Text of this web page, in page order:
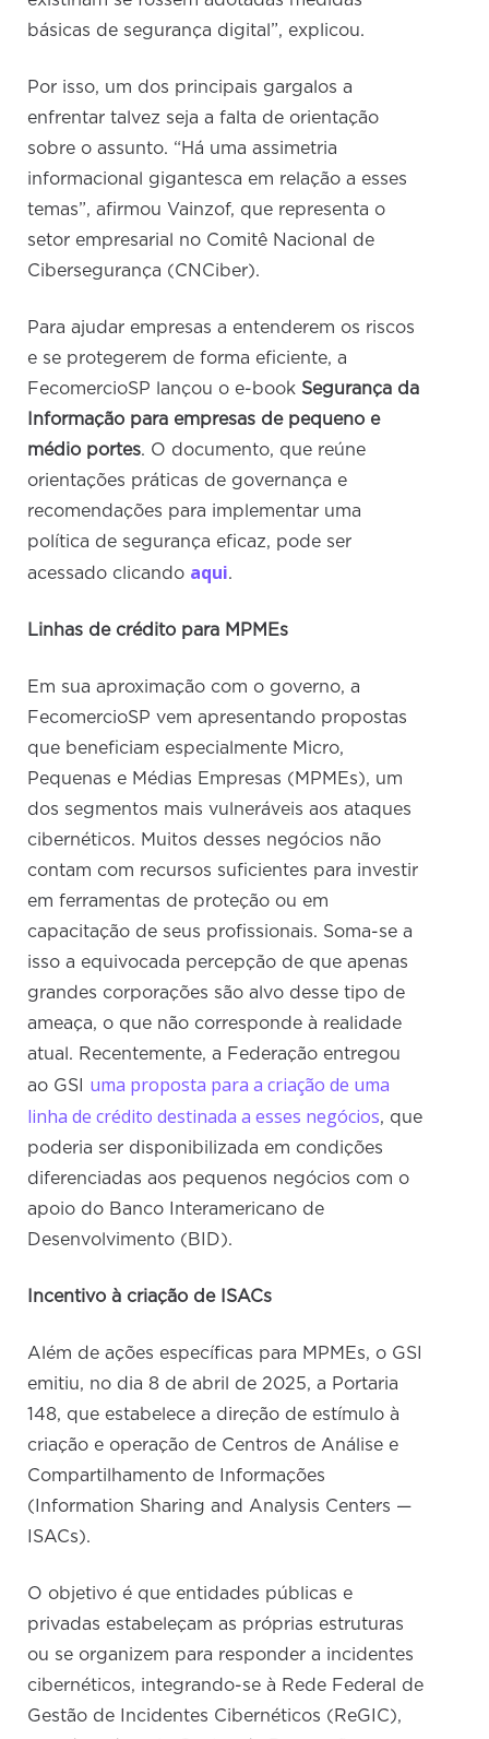
básicas de segurança digital”, explicou.
Por isso, um dos principais gargalos a
enfrentar talvez seja a falta de orientação
sobre o assunto. “Há uma assimetria
informacional gigantesca em relação a esses
temas”, afirmou Vainzof, que representa o
setor empresarial no Comitê Nacional de
Cibersegurança (CNCiber).
Para ajudar empresas a entenderem os riscos
e se protegerem de forma eficiente, a
FecomercioSP lançou o e-book Segurança da
Informação para empresas de pequeno e
médio portes. O documento, que reúne
orientações práticas de governança e
recomendações para implementar uma
política de segurança eficaz, pode ser
acessado clicando aqui.
Linhas de crédito para MPMEs
Em sua aproximação com o governo, a
FecomercioSP vem apresentando propostas
que beneficiam especialmente Micro,
Pequenas e Médias Empresas (MPMEs), um
dos segmentos mais vulneráveis aos ataques
cibernéticos. Muitos desses negócios não
contam com recursos suficientes para investir
em ferramentas de proteção ou em
capacitação de seus profissionais. Soma-se a
isso a equivocada percepção de que apenas
grandes corporações são alvo desse tipo de
ameaça, o que não corresponde à realidade
atual. Recentemente, a Federação entregou
ao GSI uma proposta para a criação de uma
linha de crédito destinada a esses negócios, que
poderia ser disponibilizada em condições
diferenciadas aos pequenos negócios com o
apoio do Banco Interamericano de
Desenvolvimento (BID).
Incentivo à criação de ISACs
Além de ações específicas para MPMEs, o GSI
emitiu, no dia 8 de abril de 2025, a Portaria
148, que estabelece a direção de estímulo à
criação e operação de Centros de Análise e
Compartilhamento de Informações
(Information Sharing and Analysis Centers —
ISACs).
O objetivo é que entidades públicas e
privadas estabeleçam as próprias estruturas
ou se organizem para responder a incidentes
cibernéticos, integrando-se à Rede Federal de
Gestão de Incidentes Cibernéticos (ReGIC),